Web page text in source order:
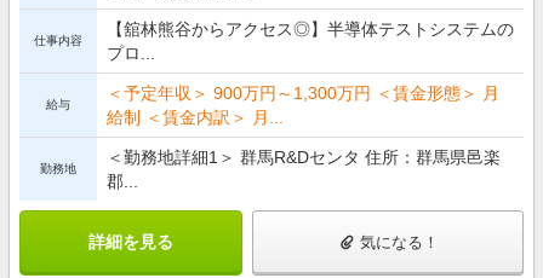
仕事内容
【舘林熊谷からアクセス◎】半導体テストシステムの
プロ...
給与
＜予定年収＞ 900万円～1,300万円 ＜賃金形態＞ 月
給制 ＜賃金内訳＞ 月...
勤務地
＜勤務地詳細1＞ 群馬R&Dセンタ 住所：群馬県邑楽
郡...
詳細を見る 気になる！